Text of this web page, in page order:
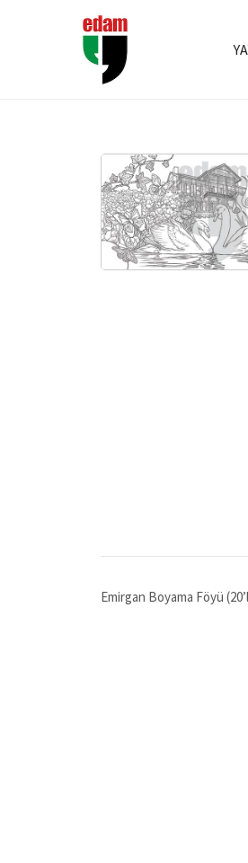
Emirgan Boyama Föyü